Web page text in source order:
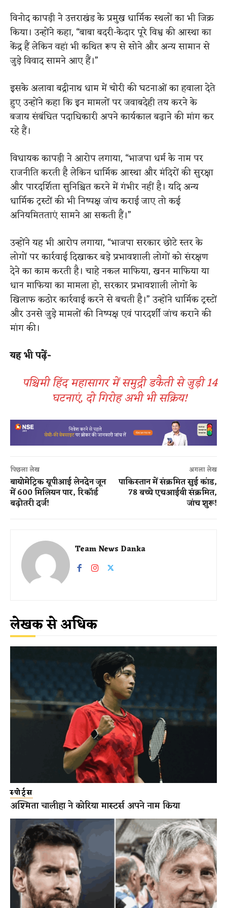
विनोद कापड़ी ने उत्तराखंड के प्रमुख धार्मिक स्थलों का भी जिक्र
किया। उन्होंने कहा, “बाबा बदरी-केदार पूरे विश्व की आस्था का
केंद्र हैं लेकिन वहां भी कथित रूप से सोने और अन्य सामान से
जुड़े विवाद सामने आए हैं।”
इसके अलावा बद्रीनाथ धाम में चोरी की घटनाओं का हवाला देते
हुए उन्होंने कहा कि इन मामलों पर जवाबदेही तय करने के
बजाय संबंधित पदाधिकारी अपने कार्यकाल बढ़ाने की मांग कर
रहे हैं।
विधायक कापड़ी ने आरोप लगाया, “भाजपा धर्म के नाम पर
राजनीति करती है लेकिन धार्मिक आस्था और मंदिरों की सुरक्षा
और पारदर्शिता सुनिश्चित करने में गंभीर नहीं है। यदि अन्य
धार्मिक ट्रस्टों की भी निष्पक्ष जांच कराई जाए तो कई
अनियमितताएं सामने आ सकती हैं।”
उन्होंने यह भी आरोप लगाया, “भाजपा सरकार छोटे स्तर के
लोगों पर कार्रवाई दिखाकर बड़े प्रभावशाली लोगों को संरक्षण
देने का काम करती है। चाहे नकल माफिया, खनन माफिया या
धान माफिया का मामला हो, सरकार प्रभावशाली लोगों के
खिलाफ कठोर कार्रवाई करने से बचती है।” उन्होंने धार्मिक ट्रस्टों
और उनसे जुड़े मामलों की निष्पक्ष एवं पारदर्शी जांच कराने की
मांग की।
यह भी पढ़ें-
पश्चिमी हिंद महासागर में समुद्री डकैती से जुड़ी 14
घटनाएं, दो गिरोह अभी भी सक्रिय!
पिछला लेख
बायोमेट्रिक यूपीआई लेनदेन जून
में 600 मिलियन पार, रिकॉर्ड
बढ़ोतरी दर्ज!
अगला लेख
पाकिस्तान में संक्रमित सुई कांड,
78 बच्चे एचआईवी संक्रमित,
जांच शुरू!
Team News Danka
लेखक से अधिक
स्पोर्ट्स
अश्मिता चालीहा ने कोरिया मास्टर्स अपने नाम किया